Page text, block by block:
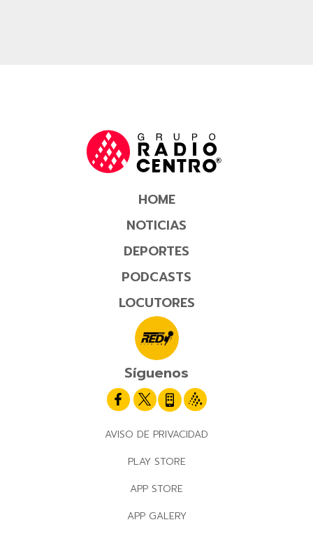
HOME
NOTICIAS
DEPORTES
PODCASTS
LOCUTORES
Síguenos
AVISO DE PRIVACIDAD
PLAY STORE
APP STORE
APP GALERY